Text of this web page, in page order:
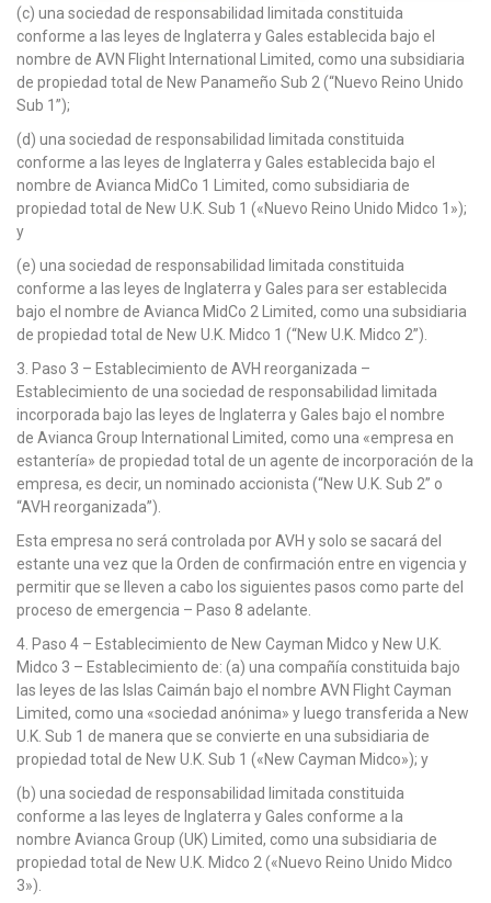
(c) una sociedad de responsabilidad limitada constituida
conforme a las leyes de Inglaterra y Gales establecida bajo el
nombre de AVN Flight International Limited, como una subsidiaria
de propiedad total de New Panameño Sub 2 (“Nuevo Reino Unido
Sub 1”);
(d) una sociedad de responsabilidad limitada constituida
conforme a las leyes de Inglaterra y Gales establecida bajo el
nombre de Avianca MidCo 1 Limited, como subsidiaria de
propiedad total de New U.K. Sub 1 («Nuevo Reino Unido Midco 1»);
y
(e) una sociedad de responsabilidad limitada constituida
conforme a las leyes de Inglaterra y Gales para ser establecida
bajo el nombre de Avianca MidCo 2 Limited, como una subsidiaria
de propiedad total de New U.K. Midco 1 (“New U.K. Midco 2”).
3. Paso 3 – Establecimiento de AVH reorganizada –
Establecimiento de una sociedad de responsabilidad limitada
incorporada bajo las leyes de Inglaterra y Gales bajo el nombre
de Avianca Group International Limited, como una «empresa en
estantería» de propiedad total de un agente de incorporación de la
empresa, es decir, un nominado accionista (“New U.K. Sub 2” o
“AVH reorganizada”).
Esta empresa no será controlada por AVH y solo se sacará del
estante una vez que la Orden de confirmación entre en vigencia y
permitir que se lleven a cabo los siguientes pasos como parte del
proceso de emergencia – Paso 8 adelante.
4. Paso 4 – Establecimiento de New Cayman Midco y New U.K.
Midco 3 – Establecimiento de: (a) una compañía constituida bajo
las leyes de las Islas Caimán bajo el nombre AVN Flight Cayman
Limited, como una «sociedad anónima» y luego transferida a New
U.K. Sub 1 de manera que se convierte en una subsidiaria de
propiedad total de New U.K. Sub 1 («New Cayman Midco»); y
(b) una sociedad de responsabilidad limitada constituida
conforme a las leyes de Inglaterra y Gales conforme a la
nombre Avianca Group (UK) Limited, como una subsidiaria de
propiedad total de New U.K. Midco 2 («Nuevo Reino Unido Midco
3»).